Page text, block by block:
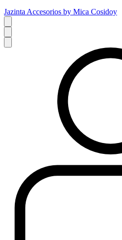
Jazinta Accesorios by Mica Cosidoy